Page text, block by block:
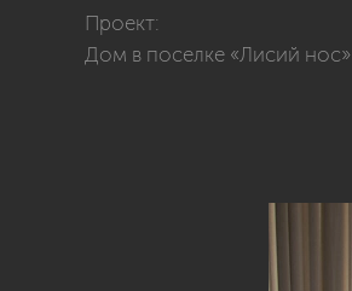
Проект:
Дом в поселке «Лисий нос»